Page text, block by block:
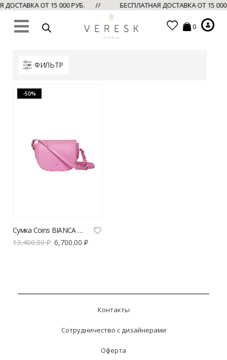
ОТ 15 000 РУБ. // БЕСПЛАТНАЯ ДОСТАВКА ОТ 15
0
ФИЛЬТР
-50%
Сумка Coins BIANCA micro
13,400.00₽ 6,700.00 ₽
Контакты
Сотрудничество с дизайнерами
Оферта